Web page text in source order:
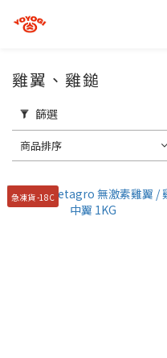
雞翼、雞鎚
篩選
商品排序
急凍貨 -18C